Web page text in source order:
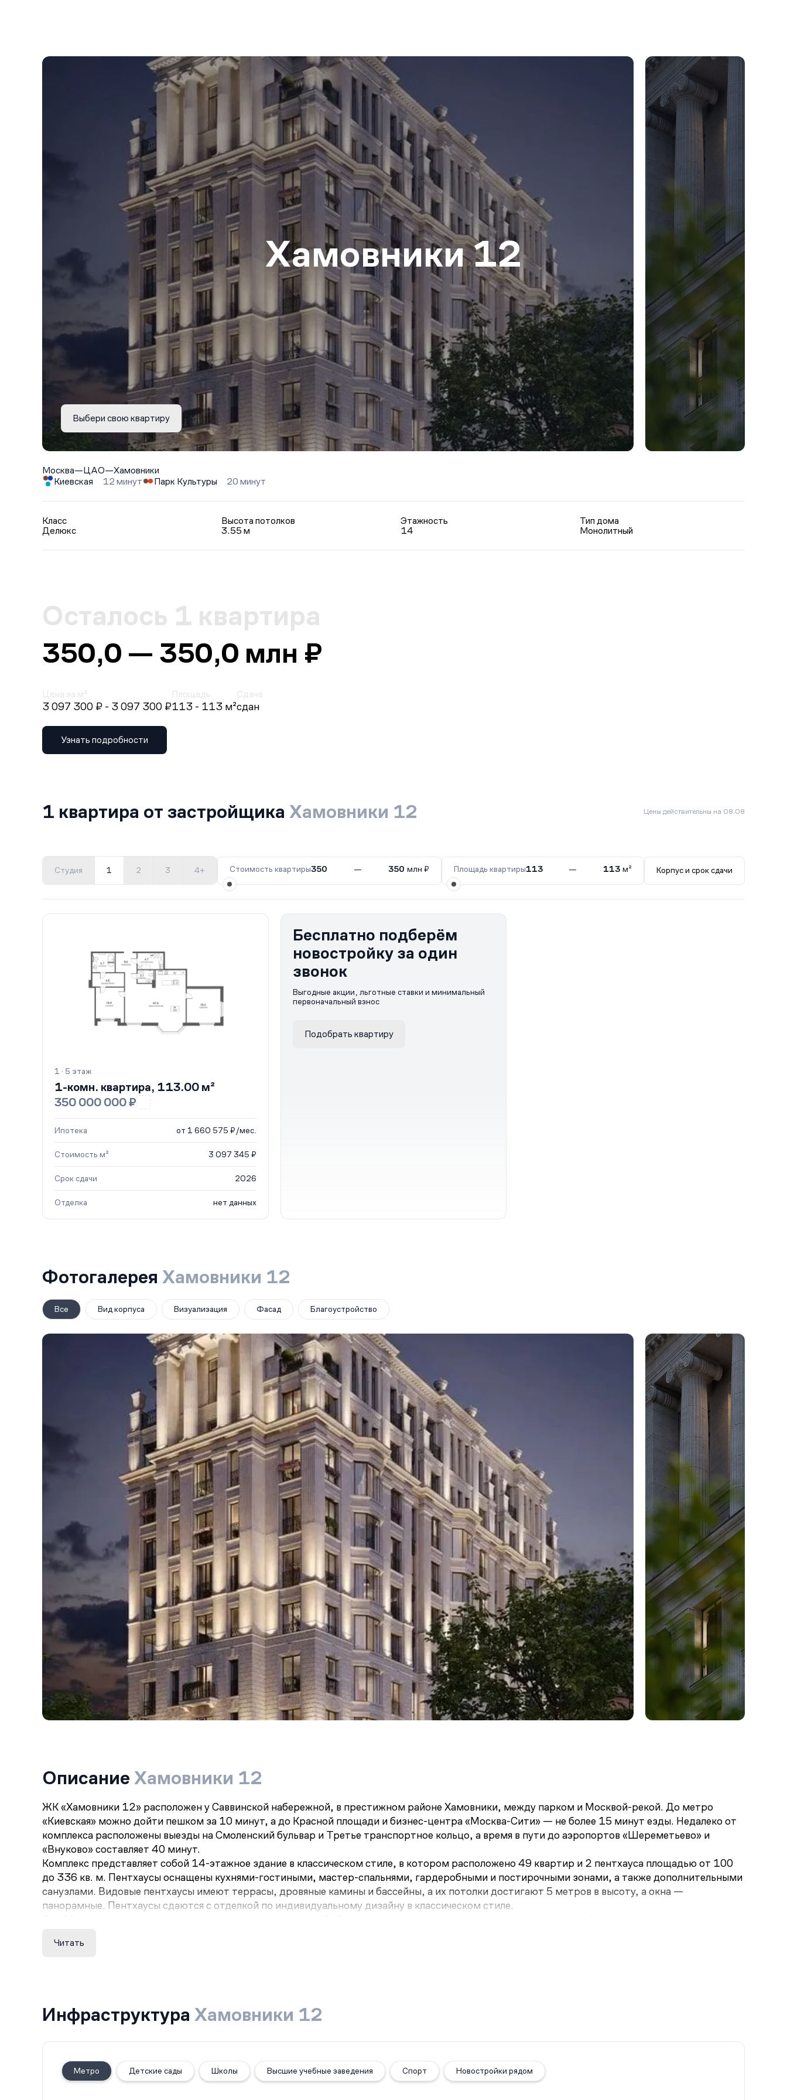
Хамовники 12
Выбери свою квартиру
Москва—ЦАО—Хамовники
Киевская
12 минут Парк Культуры 20 минут
Класс
Делюкс
Высота потолков
3.55 м
Этажность
14
Тип дома
Монолитный
Осталось 1 квартира
350,0 — 350,0 млн ₽
Цена за м²
3 097 300 ₽ - 3 097 300 ₽
Площадь
113 - 113 м²
Сдача
сдан
Узнать подробности
1 квартира от застройщика Хамовники 12 Цены действительны на 08.08
Студия 1 2 3 4+ Стоимость квартиры350 — 350 млн ₽ Площадь квартиры113 — 113 м² Корпус и срок сдачи
Все корпуса 11 кв. Сдан
1 · 5 этаж
1-комн. квартира, 113.00 м²
350 000 000 ₽
Ипотека от 1 660 575 ₽/мес.
Стоимость м² 3 097 345 ₽
Срок сдачи 2026
Отделка нет данных
Бесплатно подберём
новостройку за один
звонок
Выгодные акции, льготные ставки и минимальный
первоначальный взнос
Подобрать квартиру
Фотогалерея Хамовники 12
Все Вид корпуса Визуализация Фасад Благоустройство
Описание Хамовники 12
ЖК «Хамовники 12» расположен у Саввинской набережной, в престижном районе Хамовники, между парком и Москвой-рекой. До метро
«Киевская» можно дойти пешком за 10 минут, а до Красной площади и бизнес-центра «Москва-Сити» — не более 15 минут езды. Недалеко от
комплекса расположены выезды на Смоленский бульвар и Третье транспортное кольцо, а время в пути до аэропортов «Шереметьево» и
«Внуково» составляет 40 минут.
Комплекс представляет собой 14-этажное здание в классическом стиле, в котором расположено 49 квартир и 2 пентхауса площадью от 100
до 336 кв. м. Пентхаусы оснащены кухнями-гостиными, мастер-спальнями, гардеробными и постирочными зонами, а также дополнительными
санузлами. Видовые пентхаусы имеют террасы, дровяные камины и бассейны, а их потолки достигают 5 метров в высоту, а окна —
панорамные. Пентхаусы сдаются с отделкой по индивидуальному дизайну в классическом стиле.
мотоциклов и зелёной зоной с фитостенами.
Читать
Инфраструктура Хамовники 12
Метро Детские сады Школы Высшие учебные заведения Спорт Новостройки рядом